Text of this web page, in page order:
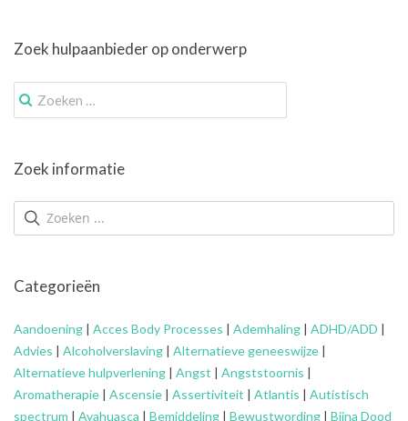
Zoek hulpaanbieder op onderwerp
Zoek
Zoek informatie
Categorieën
Aandoening | Acces Body Processes | Ademhaling | ADHD/ADD |
Advies | Alcoholverslaving | Alternatieve geneeswijze |
Alternatieve hulpverlening | Angst | Angststoornis |
Aromatherapie | Ascensie | Assertiviteit | Atlantis | Autistisch
spectrum | Ayahuasca | Bemiddeling | Bewustwording | Bijna Dood